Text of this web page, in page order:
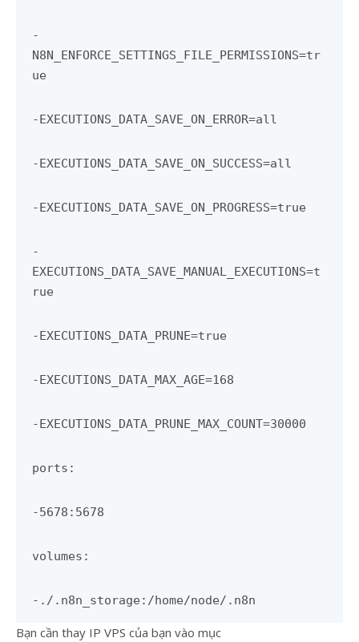
-
N8N_ENFORCE_SETTINGS_FILE_PERMISSIONS=tr
ue
-EXECUTIONS_DATA_SAVE_ON_ERROR=all
-EXECUTIONS_DATA_SAVE_ON_SUCCESS=all
-EXECUTIONS_DATA_SAVE_ON_PROGRESS=true
-
EXECUTIONS_DATA_SAVE_MANUAL_EXECUTIONS=t
rue
-EXECUTIONS_DATA_PRUNE=true
-EXECUTIONS_DATA_MAX_AGE=168
-EXECUTIONS_DATA_PRUNE_MAX_COUNT=30000
ports:
-5678:5678
volumes:
-./.n8n_storage:/home/node/.n8n
Bạn cần thay IP VPS của bạn vào mục